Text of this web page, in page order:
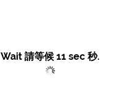
Wait 請等候 11 sec 秒.